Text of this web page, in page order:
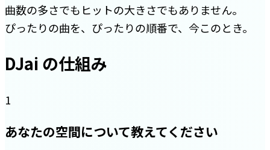
曲数の多さでもヒットの大きさでもありません。
ぴったりの曲を、ぴったりの順番で、今このとき。
DJai の仕組み
1
あなたの空間について教えてください